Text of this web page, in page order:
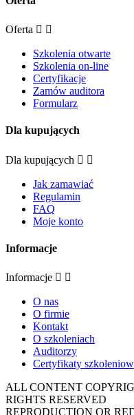
Oferta  
Szkolenia otwarte
Szkolenia on-line
Certyfikacje
Zamów auditora
Formularz
Dla kupujących
Dla kupujących  
Jak zamawiać
Regulamin
FAQ
Moje konto
Informacje
Informacje  
O nas
O firmie
Kontakt
O szkoleniach
Auditorzy
Certyfikaty
ALL CONTENT
RIGHTS RESERVED
REPRODUCTION OR